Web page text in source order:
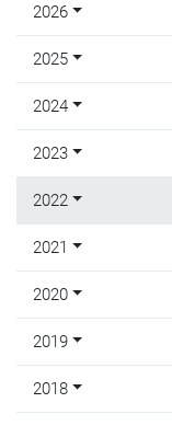
2026
2025
2024
2023
2022
2021
2020
2019
2018